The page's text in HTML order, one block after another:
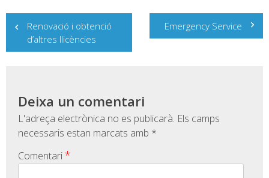
Navegació
d'entrades
Renovació i obtenció
d’altres llicències
Emergency Service
Deixa un comentari
L'adreça electrònica no es publicarà. Els camps
necessaris estan marcats amb *
Comentari*